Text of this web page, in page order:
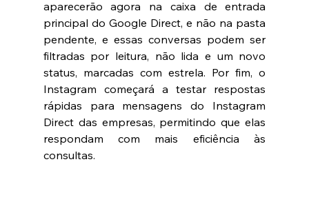
aparecerão agora na caixa de entrada
principal do Google Direct, e não na pasta
pendente, e essas conversas podem ser
filtradas por leitura, não lida e um novo
status, marcadas com estrela. Por fim, o
Instagram começará a testar respostas
rápidas para mensagens do Instagram
Direct das empresas, permitindo que elas
respondam com mais eficiência às
consultas.